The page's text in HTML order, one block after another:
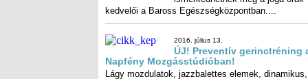
kedvelői a Baross Egészségközpontban....
2016. július 13.
ÚJ! Preventív gerinctréning a Napfény
Mozgásstúdióban!
Lágy mozdulatok, jazzbalettes elemek, dinamikus,
könnyen követhető, mégsem unalmas, ugyanakkor jól